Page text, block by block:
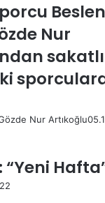
Nur
Nur Artıkoğlu
“Yeni